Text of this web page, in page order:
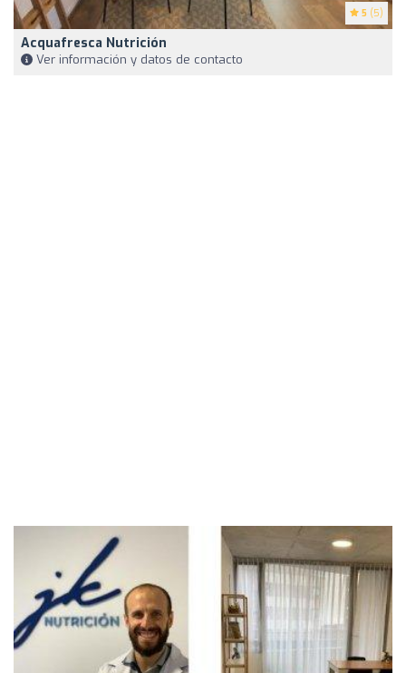
5 (5)
Acquafresca Nutrición
Ver información y datos de contacto